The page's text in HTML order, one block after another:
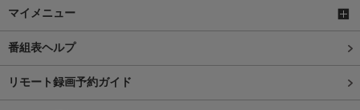
マイメニュー
番組表ヘルプ
リモート録画予約ガイド